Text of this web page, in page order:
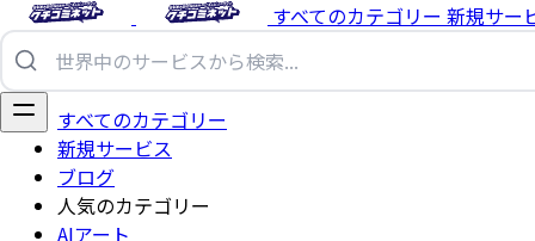
すべてのカテゴリー 新規サー
すべてのカテゴリー
新規サービス
ブログ
人気のカテゴリー
AIアート